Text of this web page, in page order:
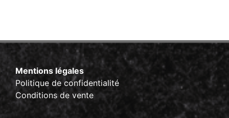
Mentions légales
Politique de confidentialité
Conditions de vente